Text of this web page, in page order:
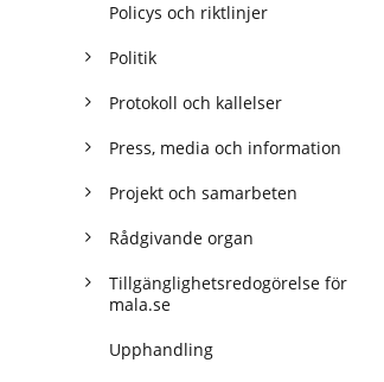
Policys och riktlinjer
Politik
Protokoll och kallelser
Press, media och information
Projekt och samarbeten
Rådgivande organ
Tillgänglighetsredogörelse för
mala.se
Upphandling